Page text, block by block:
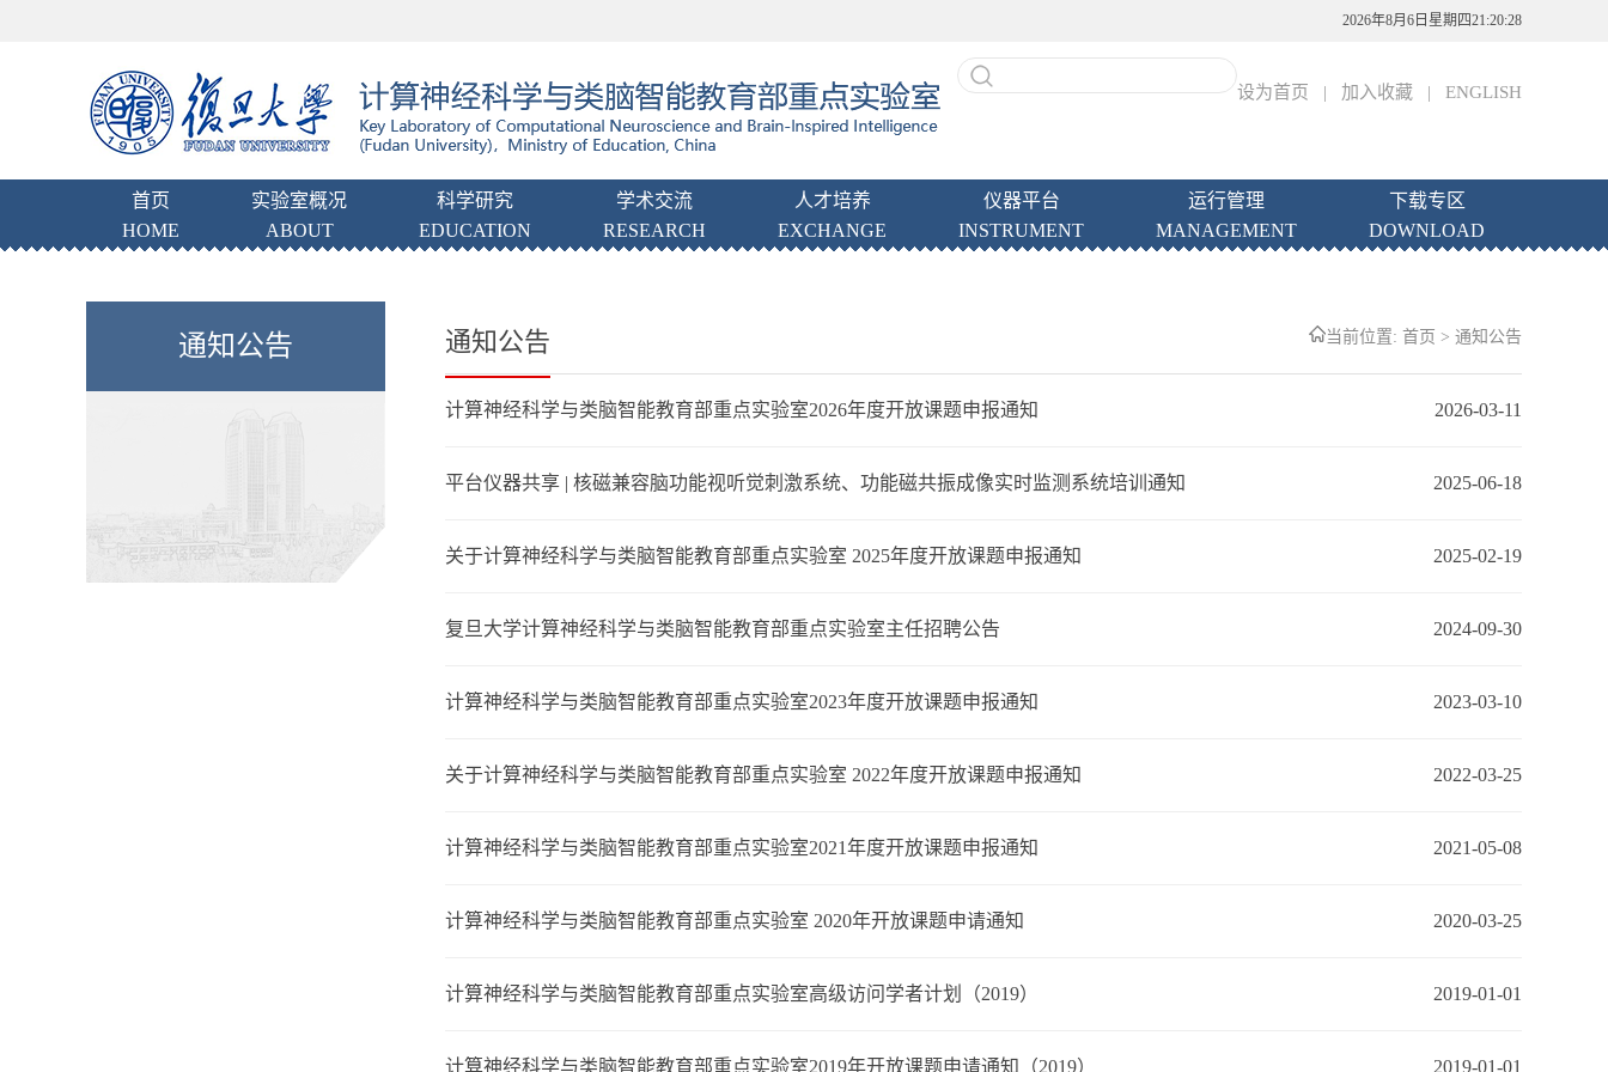
2026年8月6日星期四21:20:28
设为首页 | 加入收藏 | ENGLISH
首页
HOME
实验室概况
ABOUT
科学研究
EDUCATION
学术交流
RESEARCH
人才培养
EXCHANGE
仪器平台
INSTRUMENT
运行管理
MANAGEMENT
下载专区
DOWNLOAD
通知公告 通知公告 当前位置: 首页 > 通知公告
计算神经科学与类脑智能教育部重点实验室2026年度开放课题申报通知 2026-03-11
平台仪器共享 | 核磁兼容脑功能视听觉刺激系统、功能磁共振成像实时监测系统培训通知 2025-06-18
关于计算神经科学与类脑智能教育部重点实验室 2025年度开放课题申报通知 2025-02-19
复旦大学计算神经科学与类脑智能教育部重点实验室主任招聘公告 2024-09-30
计算神经科学与类脑智能教育部重点实验室2023年度开放课题申报通知 2023-03-10
关于计算神经科学与类脑智能教育部重点实验室 2022年度开放课题申报通知 2022-03-25
计算神经科学与类脑智能教育部重点实验室2021年度开放课题申报通知 2021-05-08
计算神经科学与类脑智能教育部重点实验室 2020年开放课题申请通知 2020-03-25
计算神经科学与类脑智能教育部重点实验室高级访问学者计划（2019） 2019-01-01
计算神经科学与类脑智能教育部重点实验室2019年开放课题申请通知（2019） 2019-01-01